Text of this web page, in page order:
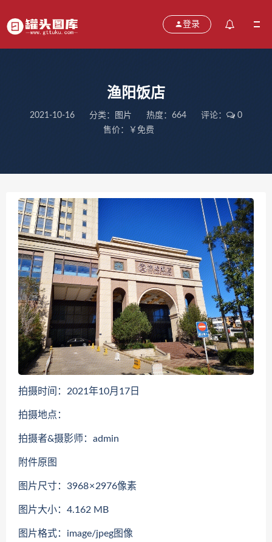
登录
渔阳饭店
2021-10-16 分类： 图片 热度：664 评论：
0
售价：￥免费
拍摄时间：2021年10月17日
拍摄地点：
拍摄者&摄影师：admin
附件原图
图片尺寸：3968 × 2976像素
图片大小：4.162 MB
图片格式：image/jpeg图像